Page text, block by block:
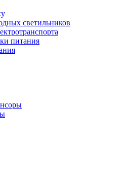
светильников
питания